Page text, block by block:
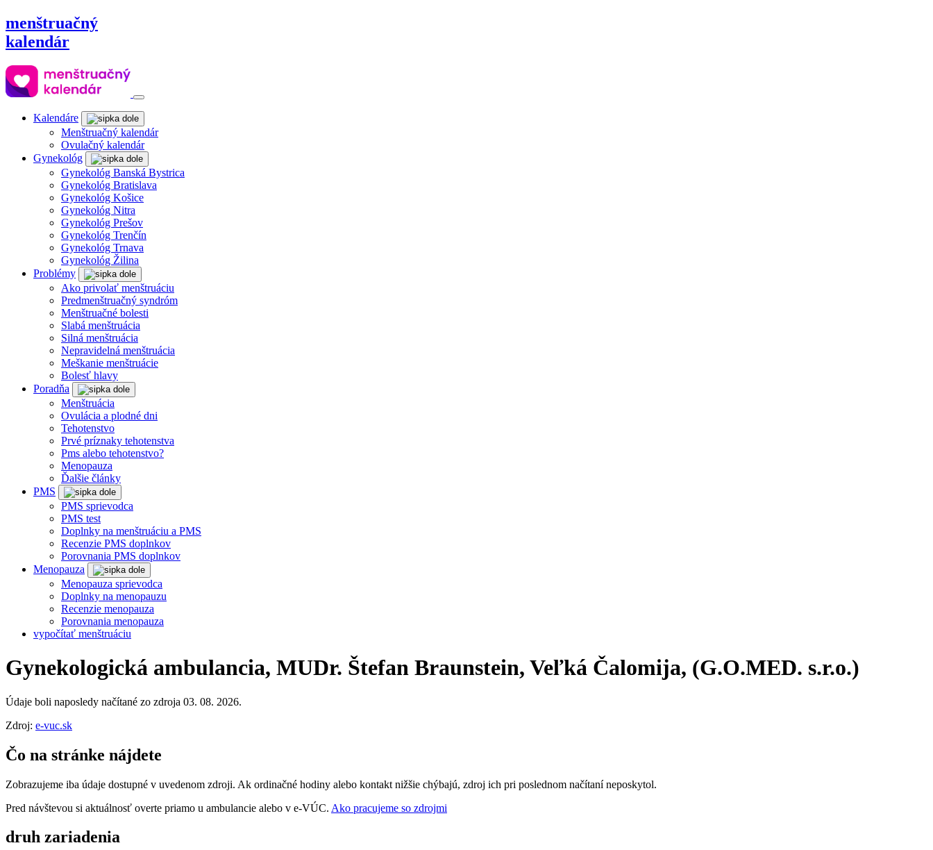
menštruačný
kalendár
Kalendáre
Menštruačný kalendár
Ovulačný kalendár
Gynekológ
Gynekológ Banská Bystrica
Gynekológ Bratislava
Gynekológ Košice
Gynekológ Nitra
Gynekológ Prešov
Gynekológ Trenčín
Gynekológ Trnava
Gynekológ Žilina
Problémy
Ako privolať menštruáciu
Predmenštruačný syndróm
Menštruačné bolesti
Slabá menštruácia
Silná menštruácia
Nepravidelná menštruácia
Meškanie menštruácie
Bolesť hlavy
Poradňa
Menštruácia
Ovulácia a plodné dni
Tehotenstvo
Prvé príznaky tehotenstva
Pms alebo tehotenstvo?
Menopauza
Ďalšie články
PMS
PMS sprievodca
PMS test
Doplnky na menštruáciu a PMS
Recenzie PMS doplnkov
Porovnania PMS doplnkov
Menopauza
Menopauza sprievodca
Doplnky na menopauzu
Recenzie menopauza
Porovnania menopauza
vypočítať menštruáciu
Gynekologická ambulancia, MUDr. Štefan Braunstein, Veľká Čalomija, (G.O.MED. s.r.o.)
Údaje boli naposledy načítané zo zdroja 03. 08. 2026.
Zdroj: e-vuc.sk
Čo na stránke nájdete
Zobrazujeme iba údaje dostupné v uvedenom zdroji. Ak ordinačné hodiny alebo kontakt nižšie chýbajú, zdroj ich pri poslednom načítaní neposkytol.
Pred návštevou si aktuálnosť overte priamo u ambulancie alebo v e‑VÚC. Ako pracujeme so zdrojmi
druh zariadenia